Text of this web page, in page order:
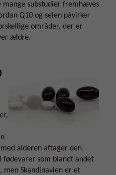
mange substudier fremhæves
Q10 og selen påvirker
områder, der er
ældre.
alderen aftager den
fødevarer som blandt andet
men Skandinavien er et